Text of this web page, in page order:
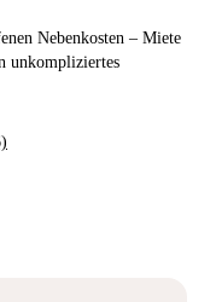
Nebenkosten – Miete
unkompliziertes